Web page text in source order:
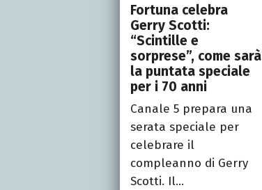
Fortuna celebra
Gerry Scotti:
“Scintille e
sorprese”, come sarà
la puntata speciale
per i 70 anni
Canale 5 prepara una
serata speciale per
celebrare il
compleanno di Gerry
Scotti. Il...